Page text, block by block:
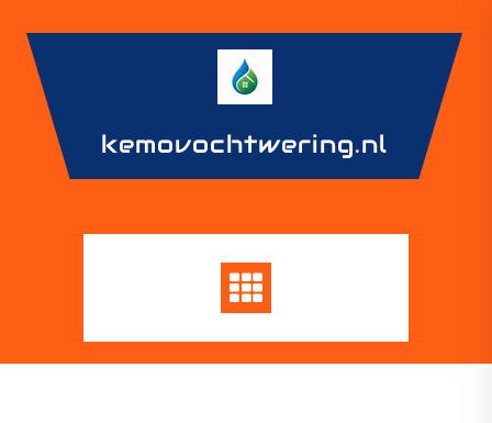
content
kemovochtwering.nl